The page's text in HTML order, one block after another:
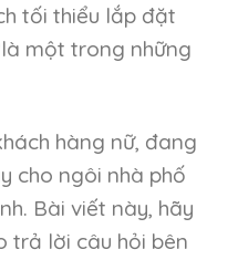
tối thiểu lắp đặt
một trong những
hàng nữ, đang
cho ngôi nhà phố
Bài viết này, hãy
trả lời câu hỏi bên